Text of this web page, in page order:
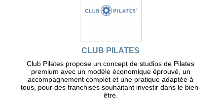
CLUB PILATES
Club Pilates propose un concept de studios de Pilates
premium avec un modèle économique éprouvé, un
accompagnement complet et une pratique adaptée à
tous, pour des franchisés souhaitant investir dans le bien-
être.